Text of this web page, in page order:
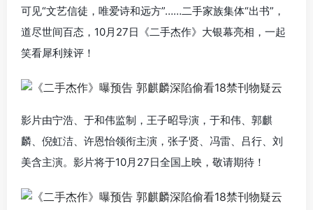
可见“文艺信徒，唯爱诗和远方”……二手家族集体“出书”，
道尽世间百态，10月27日《二手杰作》大银幕亮相，一起
笑看犀利辣评！
影片由宁浩、于和伟监制，王子昭导演，于和伟、郭麒
麟、倪虹洁、许恩怡领衔主演，张子贤、冯雷、吕行、刘
美含主演。影片将于10月27日全国上映，敬请期待！